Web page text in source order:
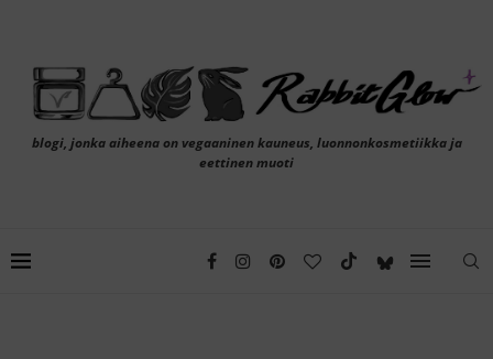
blogi, jonka aiheena on vegaaninen kauneus, luonnonkosmetiikka ja
eettinen muoti